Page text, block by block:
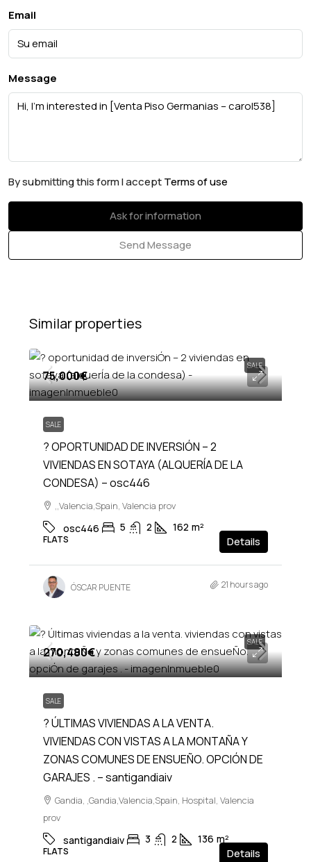
Email
Message
By submitting this form I acceptTerms of use
Ask for information
Send Message
Similar properties
SALE
75,000€
SALE
? OPORTUNIDAD DE INVERSIÓN – 2
VIVIENDAS EN SOTAYA (ALQUERÍA DE LA
CONDESA) – osc446
,,Valencia,Spain, Valencia prov
osc446 5 2 162 m²
FLATS Details
ÓSCAR PUENTE 21 hours ago
SALE
270,480€
SALE
? ÚLTIMAS VIVIENDAS A LA VENTA.
VIVIENDAS CON VISTAS A LA MONTAÑA Y
ZONAS COMUNES DE ENSUEÑO. OPCIÓN DE
GARAJES . – santigandiaiv
Gandia, ,Gandia,Valencia,Spain, Hospital, Valencia
prov
santigandiaiv 3 2 136 m²
FLATS Details